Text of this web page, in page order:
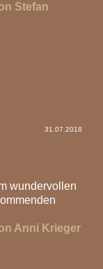
Stefan
31.07.2018
wundervollen
Anni Krieger